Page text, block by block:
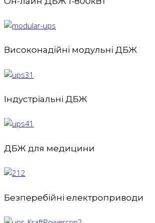
Високонадійні модульні ДБЖ
Індустріальні ДБЖ
ДБЖ для медицини
Безперебійні електроприводи